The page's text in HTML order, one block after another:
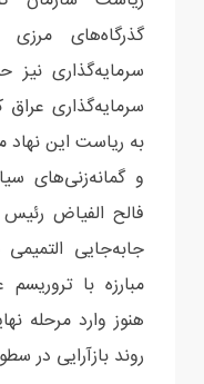
گذرگاه‌های
سرمایه‌گذاری
سرمایه‌گذاری
به ریاست این نهاد
و گمانه‌زنی‌های
فالح الفیاض
جابه‌جایی
مبارزه با
هنوز وارد مرحله
روند بازآرایی در